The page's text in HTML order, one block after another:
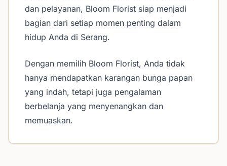
dan pelayanan, Bloom Florist siap menjadi
bagian dari setiap momen penting dalam
hidup Anda di Serang.
Dengan memilih Bloom Florist, Anda tidak
hanya mendapatkan karangan bunga papan
yang indah, tetapi juga pengalaman
berbelanja yang menyenangkan dan
memuaskan.